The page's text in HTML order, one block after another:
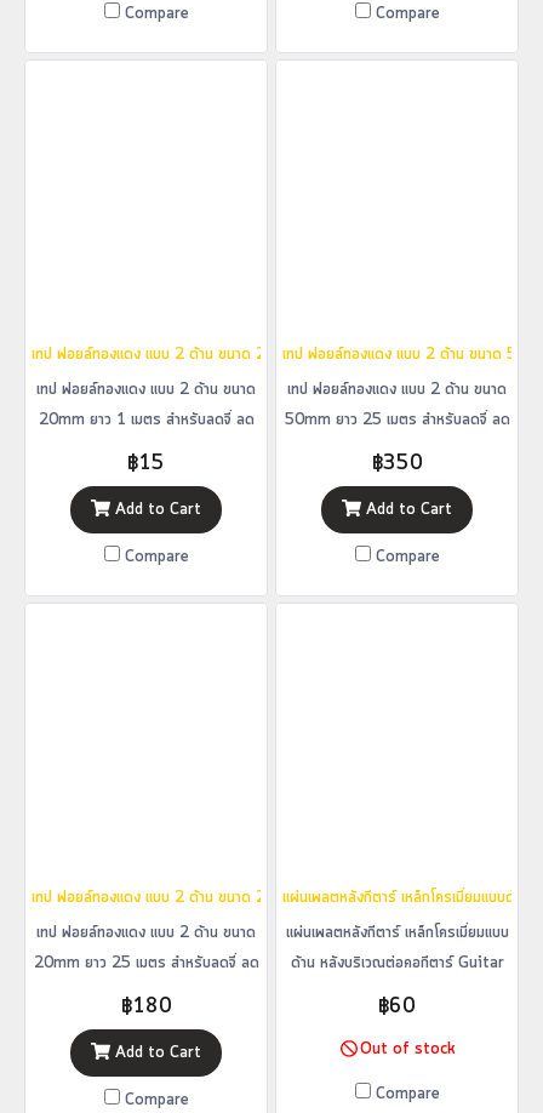
Compare Compare
เทป ฟอยล์ทองแดง แบบ 2 ด้าน ขนาด 20mm ยาว 1 เมตร สำหรับลดจี่ ลดฮัมกีตาร์ไฟ
เทป ฟอยล์ทองแดง แบบ 2 ด้าน ขนาด
20mm ยาว 1 เมตร สำหรับลดจี่ ลด
ฮัมกีตาร์ไฟฟ้า
฿15
Add to Cart
Compare
เทป ฟอยล์ทองแดง แบบ 2 ด้าน ขนาด
เทป ฟอยล์ทองแดง แบบ 2 ด้าน ขนาด
50mm ยาว 25 เมตร สำหรับลดจี่ ลด
ฮัมกีตาร์ไฟฟ้า
฿350
Add to Cart
Compare
เทป ฟอยล์ทองแดง แบบ 2 ด้าน ขนาด 20mm ยาว 25 เมตร สำหรับลดจี่ ลดฮัมกีตาร์ไ
เทป ฟอยล์ทองแดง แบบ 2 ด้าน ขนาด
20mm ยาว 25 เมตร สำหรับลดจี่ ลด
ฮัมกีตาร์ไฟฟ้า
฿180
Add to Cart
Compare
แผ่นเพลตหลังกีตาร์ เหล็กโครเมี่ยมแบบด้
แผ่นเพลตหลังกีตาร์ เหล็กโครเมี่ยมแบบ
ด้าน หลังบริเวณต่อคอกีตาร์ Guitar
Neck Plate
฿60
Out of stock
Compare